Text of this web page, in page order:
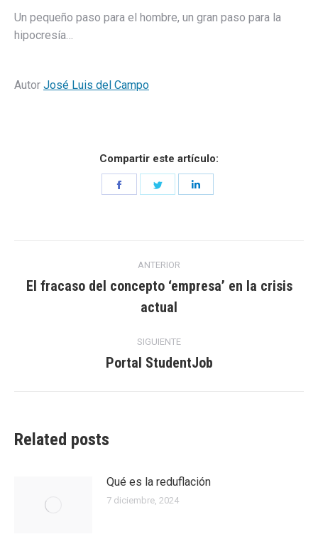
Un pequeño paso para el hombre, un gran paso para la
hipocresía…
Autor José Luis del Campo
Compartir este artículo:
Share
entre
ANTERIOR
Entrada
anterior:
El fracaso del concepto ‘empresa’ en la crisis
actual
SIGUIENTE
Entrada
Portal StudentJob
Related posts
Qué es la reduflación
7 diciembre, 2024